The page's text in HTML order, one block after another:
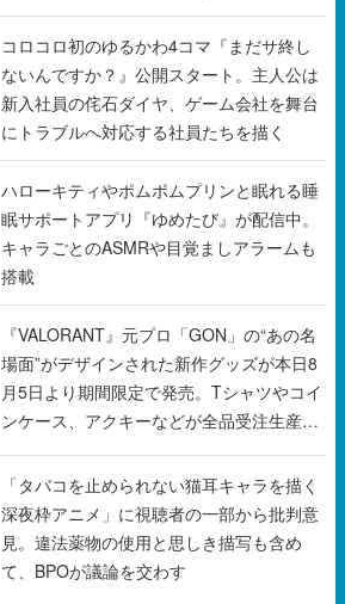
新入社員の侘石ダイヤ、ゲーム会社を舞台
にトラブルへ対応する社員たちを描く
ハローキティやポムポムプリンと眠れる睡
眠サポートアプリ『ゆめたび』が配信中。
キャラごとのASMRや目覚ましアラームも
搭載
『VALORANT』元プロ「GON」の“あの名
場面”がデザインされた新作グッズが本日8
月5日より期間限定で発売。Tシャツやコイ
ンケース、アクキーなどが全品受注生産で
登場、過去に発売したグッズの再販も
「タバコを止められない猫耳キャラを描く
深夜枠アニメ」に視聴者の一部から批判意
見。違法薬物の使用と思しき描写も含め
て、BPOが議論を交わす